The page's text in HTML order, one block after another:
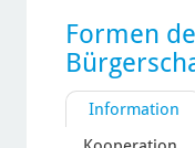
Formen
Information